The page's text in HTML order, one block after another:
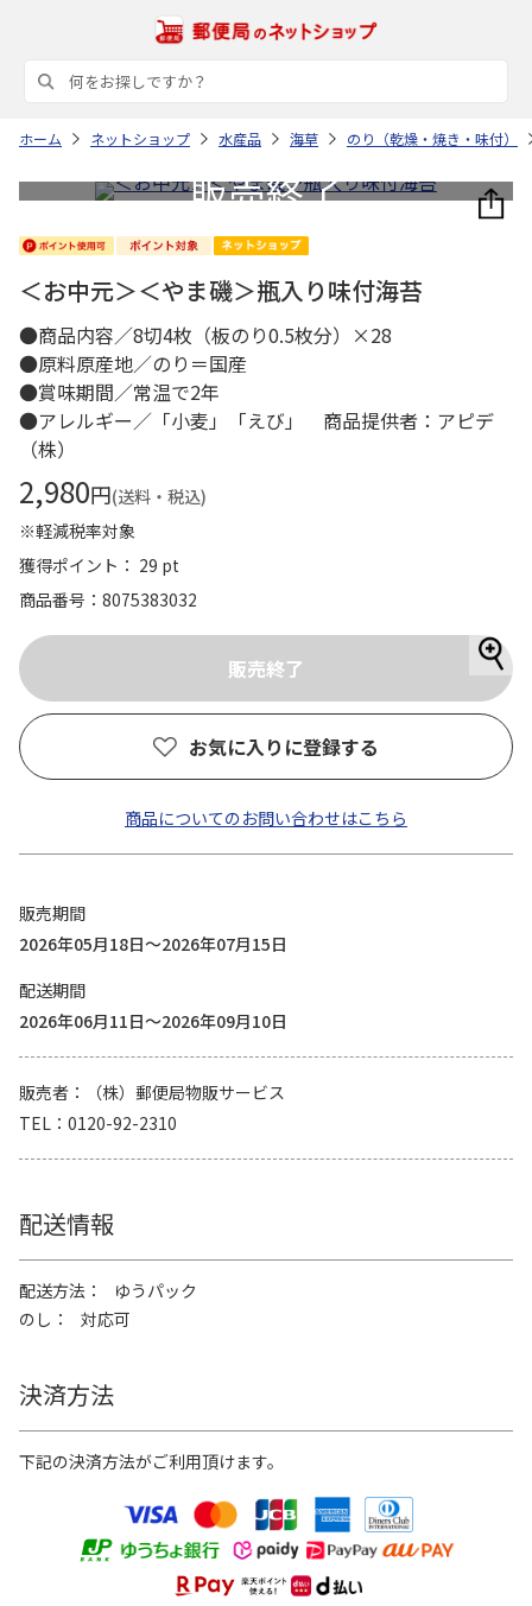
ホーム ネットショップ 水産品 海草 のり（乾燥・焼き・味付）
＜お中元＞＜やま磯＞瓶入り味付海苔
●商品内容／8切4枚（板のり0.5枚分）×28
●原料原産地／のり＝国産
●賞味期間／常温で2年
●アレルギー／「小麦」「えび」 商品提供者：アピデ
（株）
2,980円(送料・税込)
※軽減税率対象
獲得ポイント： 29 pt
商品番号
8075383032
お気に入りに登録する
商品についてのお問い合わせはこちら
販売期間
2026年05月18日～2026年07月15日
配送期間
2026年06月11日～2026年09月10日
販売者
（株）郵便局物販サービス
TEL
0120-92-2310
配送情報
配送方法
ゆうパック
のし
対応可
決済方法
下記の決済方法がご利用頂けます。